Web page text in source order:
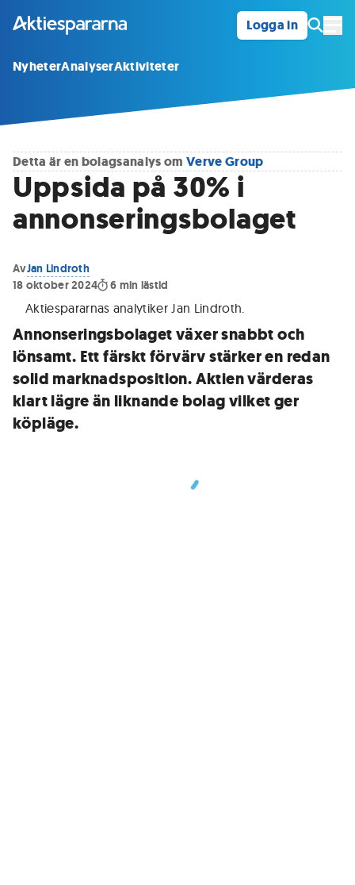
Logga in
NyheterAnalyserAktiviteter
Detta är en bolagsanalys om Verve Group
Uppsida på 30% i
annonseringsbolaget
AvJan Lindroth
18 oktober 2024
6 min lästid
Aktiespararnas analytiker Jan Lindroth.
Annonseringsbolaget växer snabbt och
lönsamt. Ett färskt förvärv stärker en redan
solid marknadsposition. Aktien värderas
klart lägre än liknande bolag vilket ger
köpläge.